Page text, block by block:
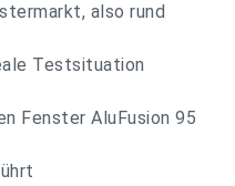
also rund
Testsituation
Fenster AluFusion 95